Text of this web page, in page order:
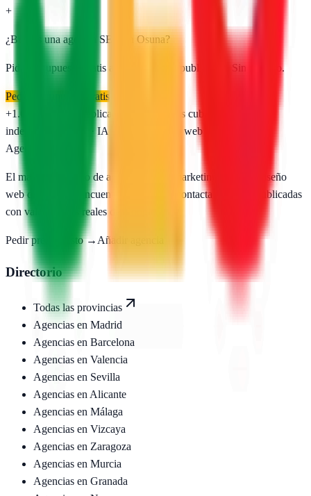
+
¿Buscas una agencia SEO en Osuna?
Pide presupuesto gratis a las agencias publicadas. Sin registro.
Pedir presupuesto gratis
+1.650
agencias publicadas provincias cubiertas
independiente
SEO · IA · GEO · Diseño web
AgenciasSEO
El mayor directorio de agencias SEO, marketing digital y diseño
web de España. Encuentra, compara y contacta agencias publicadas
con valoraciones reales de Google.
Pedir presupuesto → Añadir agencia
Directorio
Todas las provincias
Agencias en Madrid
Agencias en Barcelona
Agencias en Valencia
Agencias en Sevilla
Agencias en Alicante
Agencias en Málaga
Agencias en Vizcaya
Agencias en Zaragoza
Agencias en Murcia
Agencias en Granada